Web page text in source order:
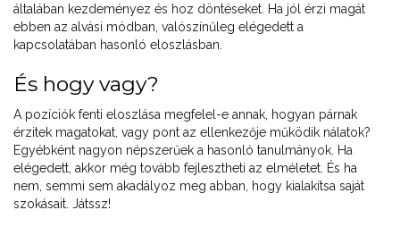
általában kezdeményez és hoz döntéseket. Ha jól érzi magát
ebben az alvási módban, valószínűleg elégedett a
kapcsolatában hasonló eloszlásban.
És hogy vagy?
A pozíciók fenti eloszlása megfelel-e annak, hogyan párnak
érzitek magatokat, vagy pont az ellenkezője működik nálatok?
Egyébként nagyon népszerűek a hasonló tanulmányok. Ha
elégedett, akkor még tovább fejlesztheti az elméletet. És ha
nem, semmi sem akadályoz meg abban, hogy kialakítsa saját
szokásait. Játssz!